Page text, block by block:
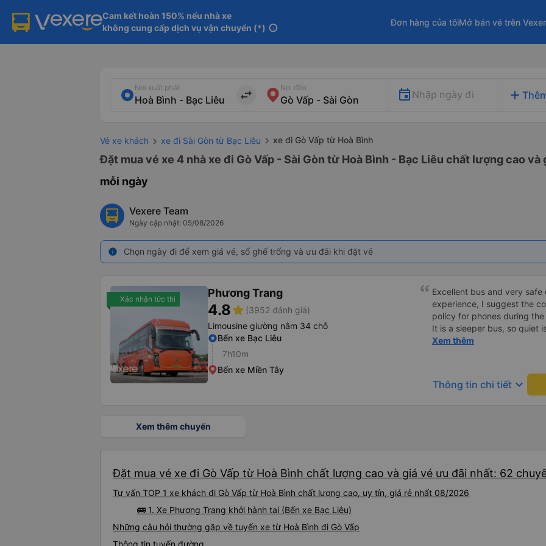
Cam kết hoàn 150% nếu nhà xe
không cung cấp dịch vụ vận chuyển (*) info
Đơn hàng của tôiMở bán vé trên
Nơi xuất phát
import_export
Nơi đến
Nhập ngày đi add
Vé xe khách xe đi Sài Gòn từ Bạc Liêu xe đi Gò Vấp từ Hoà Bình
Đặt mua vé xe 4 nhà xe đi Gò Vấp - Sài Gòn từ Hoà Bình - Bạc Liêu chất lượng cao và
mỗi ngày
Vexere Team
Ngày cập nhật: 05/08/2026
info Chọn ngày đi để xem giá vé, số ghế trống và ưu đãi khi đặt vé
Xác nhận tức thì Phương Trang
4.8star (3952 đánh giá)
Limousine giường nằm 34 chỗ
Bến xe Bạc Liêu
7h10m
Bến xe Miền Tây
Excellent bus and very
experience, I suggest the
policy for phones during
It is a sleeper bus, so quiet
Wi-Fi password clearly
hơn, tôi góp ý nhà xe nên
lặng (tắt âm thanh điện
Xem thêm
Thông tin chi tiết keyboard_arrow_down
Xem thêm chuyến
Đặt mua vé xe đi Gò Vấp từ Hoà Bình chất lượng cao và giá vé ưu đãi nhất: 62
Tư vấn TOP 1 xe khách đi Gò Vấp từ Hoà Bình chất lượng cao, uy tín, giá rẻ nhất 08/2026
🚌 1. Xe Phương Trang khởi hành tại (Bến xe Bạc Liêu)
Những câu hỏi thường gặp về tuyến xe từ Hoà Bình đi Gò Vấp